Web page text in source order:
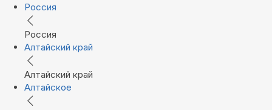
Россия
Россия
Алтайский край
Алтайский край
Алтайское